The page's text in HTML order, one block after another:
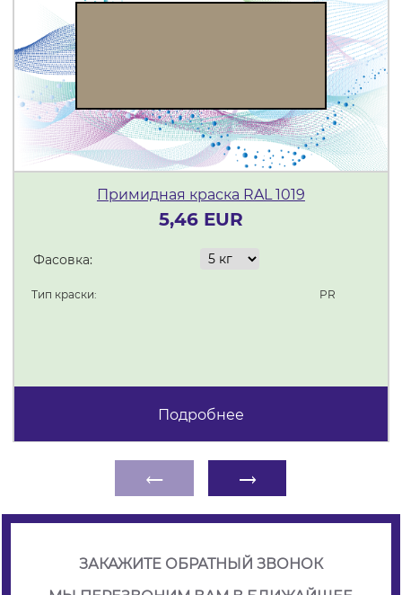
Примидная краска RAL 1019
5,46 EUR
Фасовка:
Тип краски: PR
Подробнее
← →
ЗАКАЖИТЕ ОБРАТНЫЙ ЗВОНОК